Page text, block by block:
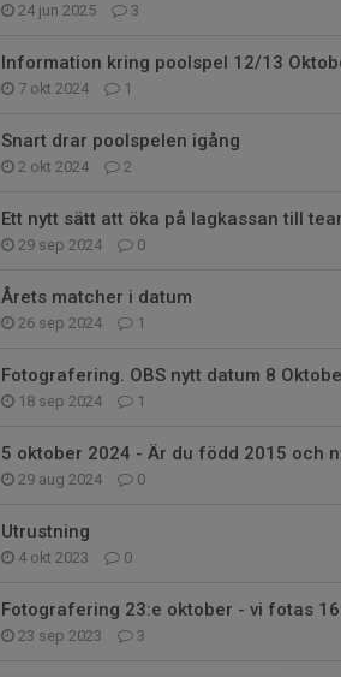
24 jun 2025 3
Information kring poolspel 12/13
7 okt 2024 1
Snart drar poolspelen igång
2 okt 2024 2
Ett nytt sätt att öka på lagkassan till
29 sep 2024 0
Årets matcher i datum
26 sep 2024 1
Fotografering. OBS nytt datum 8
18 sep 2024 1
5 oktober 2024 - Är du född 2015 och
29 aug 2024 0
Utrustning
4 okt 2023 0
Fotografering 23:e oktober - vi fotas
23 sep 2023 3